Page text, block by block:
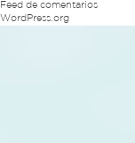
Feed de comentarios
WordPress.org